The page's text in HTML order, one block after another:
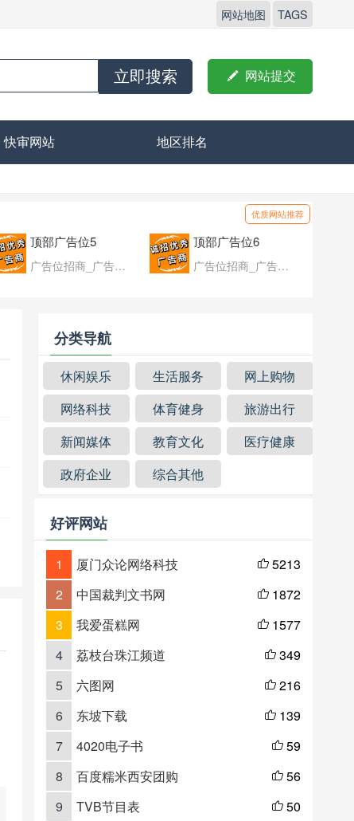
网站地图 TAGS
立即搜索  网站提交
快审网站 地区排名
优质网站推荐
顶部广告位5
广告位招商_广告位待售
顶部广告位6
广告位招商_广告位待售
分类导航
休闲娱乐 生活服务
网上购物
网络科技
体育健身
旅游出行
新闻媒体
教育文化
医疗健康
政府企业
综合其他
好评网站
1 厦门众论网络科技  5213
2
中国裁判文书网  1872
3
我爱蛋糕网  1577
4
荔枝台珠江频道  349
5
六图网  216
6
东坡下载  139
7
4020电子书  59
8
百度糯米西安团购  56
9
TVB节目表  50